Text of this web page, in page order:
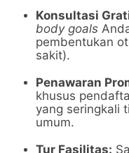
Konsultasi
body goals
pembentukan
sakit).
Penawaran
khusus
yang seringkali
umum.
Tur Fasilitas: